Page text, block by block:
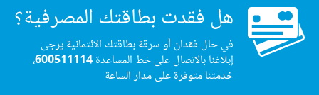
هل فقدت بطاقتك المصرفية؟
في حال فقدان أو سرقة بطاقتك الائتمانية يرجى
إبلاغنا بالاتصال على خط المساعدة600511114،
خدمتنا متوفرة على مدار الساعة